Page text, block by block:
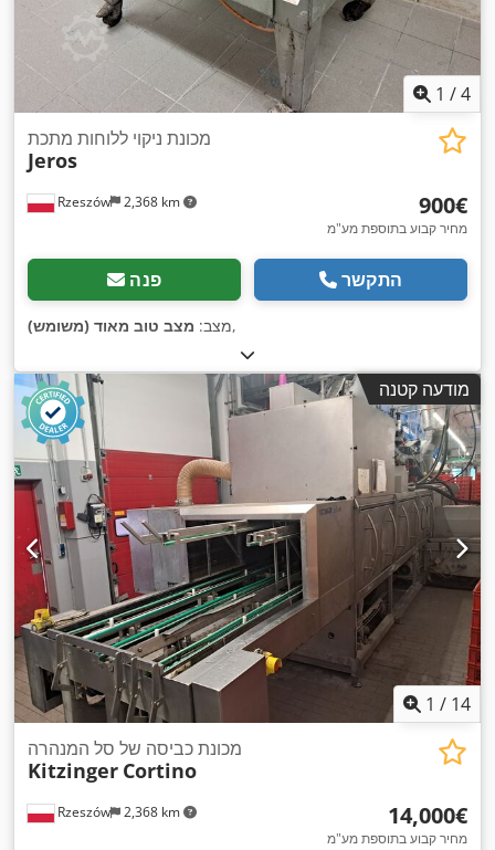
1 /4
Rzeszów 2,368 km
מכונת ניקוי ללוחות מתכת
Jeros
‏900 ‏€
מחיר קבוע בתוספת מע"מ
פנה התקשר
מצב: מצב טוב מאוד (משומש) ,
מודעה קטנה
1 / 14
Rzeszów 2,368 km
מכונת כביסה של סל המנהרה
Kitzinger Cortino
‏14,000 ‏€
מחיר קבוע בתוספת מע"מ